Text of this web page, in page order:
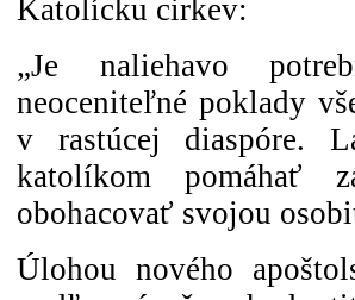
Katolícku cirkev:
„Je naliehavo
neoceniteľné poklady
v rastúcej diaspóre.
katolíkom pomáhať
obohacovať svojou
Úlohou nového